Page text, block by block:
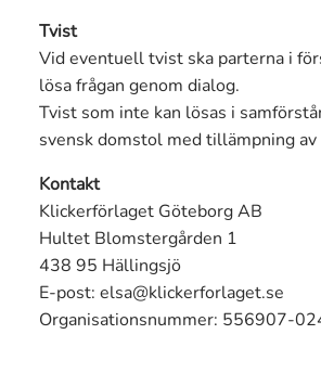
Tvist
Vid eventuell tvist ska parterna i
lösa frågan genom dialog.
Tvist som inte kan lösas i
svensk domstol med tillämpning av
Kontakt
Klickerförlaget Göteborg AB
Hultet Blomstergården 1
438 95 Hällingsjö
E-post: elsa@klickerforlaget.se
Organisationsnummer: 556907-